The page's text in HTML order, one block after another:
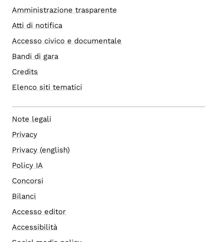
Amministrazione trasparente
Atti di notifica
Accesso civico e documentale
Bandi di gara
Credits
Elenco siti tematici
Note legali
Privacy
Privacy (english)
Policy IA
Concorsi
Bilanci
Accesso editor
Accessibilità